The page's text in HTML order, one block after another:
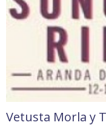
Vetusta Morla y